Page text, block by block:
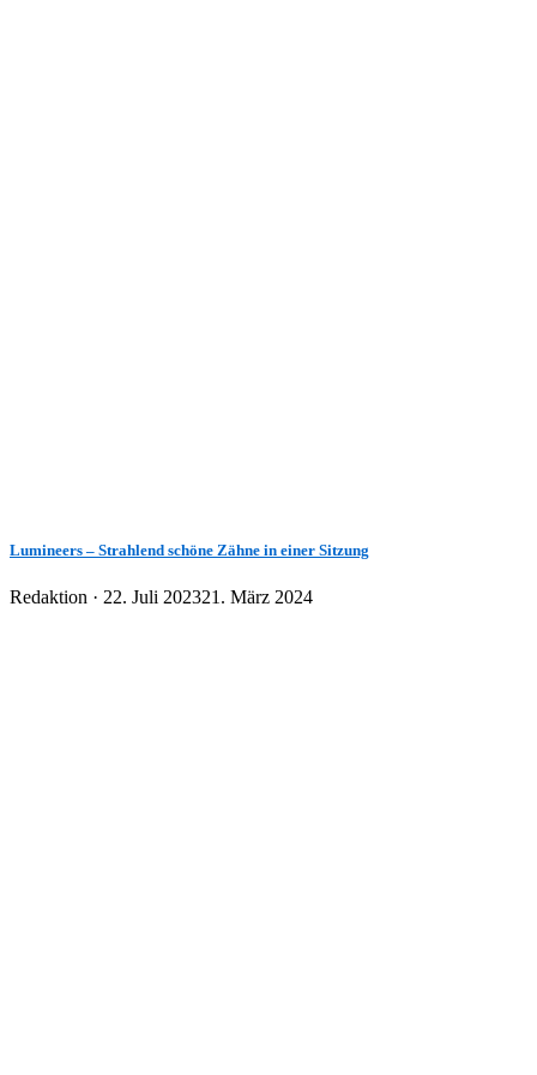
Lumineers – Strahlend schöne Zähne in einer Sitzung
Redaktion · Veröffentlicht
22. Juli 202321. März 2024